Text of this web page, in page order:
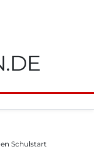
Schulstart